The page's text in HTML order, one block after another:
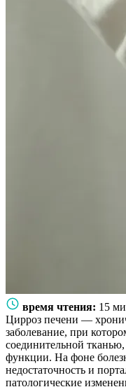
время чтения: 15
Цирроз печени —
заболевание, при
соединительной
функции. На фоне
недостаточность и
патологические